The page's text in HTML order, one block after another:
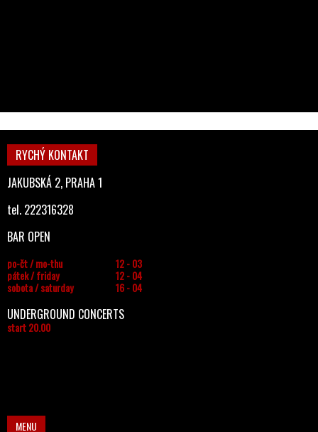
RYCHÝ KONTAKT
JAKUBSKÁ 2, PRAHA 1
tel. 222316328
BAR OPEN
po-čt / mo-thu
12 - 03
pátek / friday
12 - 04
sobota / saturday
16 - 04
UNDERGROUND CONCERTS
start 20.00
MENU